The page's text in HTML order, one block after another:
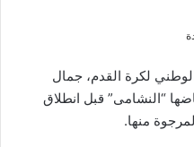
لكرة القدم، جمال
“النشامى” قبل انطلاق
منها.